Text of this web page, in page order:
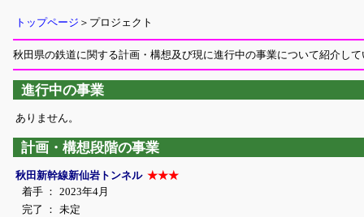
トップページ ＞プロジェクト
秋田県の鉄道に関する計画・構想及び現に進行中の事業について紹介し
進行中の事業
ありません。
計画・構想段階の事業
秋田新幹線新仙岩トンネル★★★
着手 ： 2023年4月
完了 ： 未定